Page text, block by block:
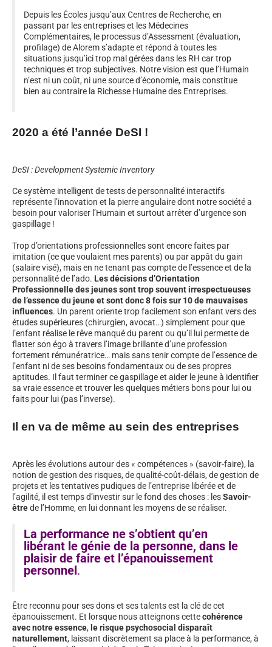
Depuis les Écoles jusqu’aux Centres de Recherche, en
passant par les entreprises et les Médecines
Complémentaires, le processus d’Assessment (évaluation,
profilage) de Alorem s’adapte et répond à toutes les
situations jusqu’ici trop mal gérées dans les RH car trop
techniques et trop subjectives. Notre vision est que l’Humain
n’est ni un coût, ni une source d’économie, mais constitue
bien au contraire la Richesse Humaine des Entreprises.
2020 a été l’année DeSI !
DeSI : Development Systemic Inventory
Ce système intelligent de tests de personnalité interactifs
représente l’innovation et la pierre angulaire dont notre société a
besoin pour valoriser l’Humain et surtout arrêter d’urgence son
gaspillage !
Trop d’orientations professionnelles sont encore faites par
imitation (ce que voulaient mes parents) ou par appât du gain
(salaire visé), mais en ne tenant pas compte de l’essence et de la
personnalité de l’ado. Les décisions d’Orientation
Professionnelle des jeunes sont trop souvent irrespectueuses
de l’essence du jeune et sont donc 8 fois sur 10 de mauvaises
influences. Un parent oriente trop facilement son enfant vers des
études supérieures (chirurgien, avocat…) simplement pour que
l’enfant réalise le rêve manqué du parent ou qu’il lui permette de
flatter son égo à travers l’image brillante d’une profession
fortement rémunératrice… mais sans tenir compte de l’essence de
l’enfant ni de ses besoins fondamentaux ou de ses propres
aptitudes. Il faut terminer ce gaspillage et aider le jeune à identifier
sa vraie essence et trouver les quelques métiers bons pour lui ou
faits pour lui (pas l’inverse).
Il en va de même au sein des entreprises
Après les évolutions autour des « compétences » (savoir-faire), la
notion de gestion des risques, de qualité-coût-délais, de gestion de
projets et les tentatives pudiques de l’entreprise libérée et de
l’agilité, il est temps d’investir sur le fond des choses : lesSavoir-
êtrede l’Homme, en lui donnant les moyens de se réaliser.
La performance ne s’obtient qu’en
libérant le génie de la personne, dans le
plaisir de faire et l’épanouissement
personnel.
Être reconnu pour ses dons et ses talents est la clé de cet
épanouissement. Et lorsque nous atteignons cettecohérence
avec notre essence, le risque psychosocial disparaît
naturellement, laissant discrètement sa place à la performance, à